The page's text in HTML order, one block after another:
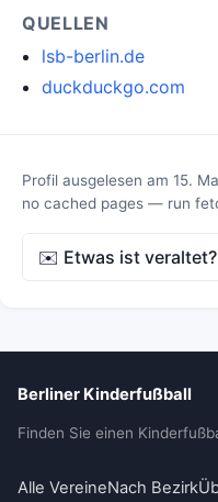
QUELLEN
lsb-berlin.de
duckduckgo.com
Profil ausgelesen am 15.
no cached pages — run
✉️ Etwas ist veraltet?
Berliner Kinderfußball
Finden Sie einen
Alle VereineNach Bezirk